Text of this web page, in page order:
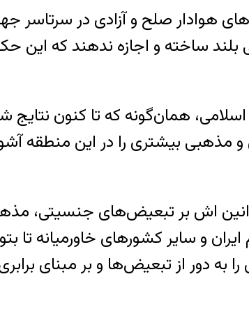
هوادار صلح و آزادی در
ساخته و اجازه ندهند که این
همان‌گونه ‌که تا کنون نتایج
و مذهبی بیشتری را در این منطقه
اش بر تبعیض‌های جنسیتی،
و سایر کشورهای خاورمیانه تا
دور از تبعیض‌ها و بر مبنای